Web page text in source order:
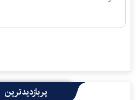
پربازدیدترین